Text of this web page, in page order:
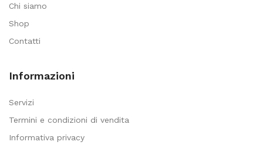
Chi siamo
Shop
Contatti
Informazioni
Servizi
Termini e condizioni di vendita
Informativa privacy